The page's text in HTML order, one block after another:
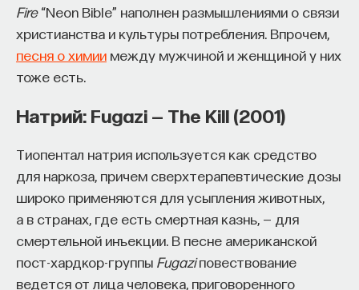
Fire“Neon Bible” наполнен размышлениями о связи
христианства и культуры потребления. Впрочем,
песня о химии между мужчиной и женщиной у них
тоже есть.
Натрий: Fugazi — The Kill (2001)
Тиопентал натрия используется как средство
для наркоза, причем сверхтерапевтические дозы
широко применяются для усыпления животных,
а в странах, где есть смертная казнь, — для
смертельной инъекции. В песне американской
пост-хардкор-группы Fugaziповествование
ведется от лица человека, приговоренного